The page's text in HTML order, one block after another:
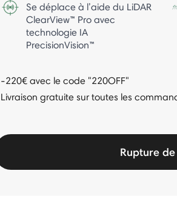
Se déplace à l’aide du LiDAR
ClearView™ Pro avec
technologie IA
PrecisionVision™
-220€ avec le code "220OFF"
Livraison gratuite sur toutes les
Rupture